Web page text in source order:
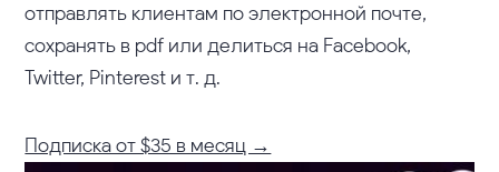
отправлять клиентам по электронной почте,
сохранять в pdf или делиться на Facebook,
Twitter, Pinterest и т. д.
Подписка от $35 в месяц →